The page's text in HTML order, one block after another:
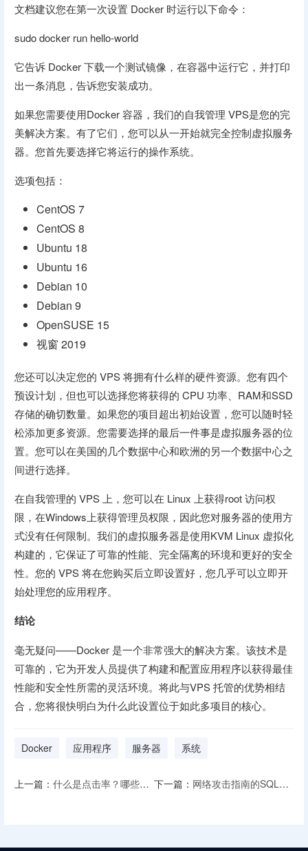
文档建议您在第一次设置 Docker 时运行以下命令：
sudo docker run hello-world
它告诉 Docker 下载一个测试镜像，在容器中运行它，并打印
出一条消息，告诉您安装成功。
如果您需要使用Docker 容器，我们的自我管理 VPS是您的完
美解决方案。有了它们，您可以从一开始就完全控制虚拟服务
器。您首先要选择它将运行的操作系统。
选项包括：
CentOS 7
CentOS 8
Ubuntu 18
Ubuntu 16
Debian 10
Debian 9
OpenSUSE 15
视窗 2019
您还可以决定您的 VPS 将拥有什么样的硬件资源。您有四个
预设计划，但也可以选择您将获得的 CPU 功率、RAM和SSD
存储的确切数量。如果您的项目超出初始设置，您可以随时轻
松添加更多资源。您需要选择的最后一件事是虚拟服务器的位
置。您可以在美国的几个数据中心和欧洲的另一个数据中心之
间进行选择。
在自我管理的 VPS 上，您可以在 Linux 上获得root 访问权
限，在Windows上获得管理员权限，因此您对服务器的使用方
式没有任何限制。我们的虚拟服务器是使用KVM Linux 虚拟化
构建的，它保证了可靠的性能、完全隔离的环境和更好的安全
性。您的 VPS 将在您购买后立即设置好，您几乎可以立即开
始处理您的应用程序。
结论
毫无疑问——Docker 是一个非常强大的解决方案。该技术是
可靠的，它为开发人员提供了构建和配置应用程序以获得最佳
性能和安全性所需的灵活环境。将此与VPS 托管的优势相结
合，您将很快明白为什么此设置位于如此多项目的核心。
Docker 应用程序 服务器 系统
上一篇： 什么是点击率？哪些因素会影响点击率？ 下一篇： 网络攻击指南的SQL注入